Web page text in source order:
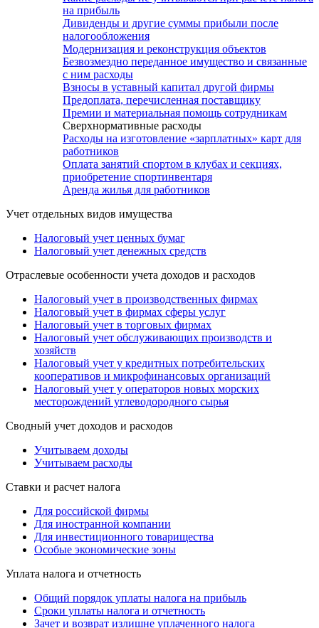
на прибыль
Дивиденды и другие суммы прибыли после
налогообложения
Модернизация и реконструкция объектов
Безвозмездно переданное имущество и связанные
с ним расходы
Взносы в уставный капитал другой фирмы
Предоплата, перечисленная поставщику
Премии и материальная помощь сотрудникам
Сверхнормативные расходы
Расходы на изготовление «зарплатных» карт для
работников
Оплата занятий спортом в клубах и секциях,
приобретение спортинвентаря
Аренда жилья для работников
Учет отдельных видов имущества
Налоговый учет ценных бумаг
Налоговый учет денежных средств
Отраслевые особенности учета доходов и расходов
Налоговый учет в производственных фирмах
Налоговый учет в фирмах сферы услуг
Налоговый учет в торговых фирмах
Налоговый учет обслуживающих производств и
хозяйств
Налоговый учет у кредитных потребительских
кооперативов и микрофинансовых организаций
Налоговый учет у операторов новых морских
месторождений углеводородного сырья
Сводный учет доходов и расходов
Учитываем доходы
Учитываем расходы
Ставки и расчет налога
Для российской фирмы
Для иностранной компании
Для инвестиционного товарищества
Особые экономические зоны
Уплата налога и отчетность
Общий порядок уплаты налога на прибыль
Сроки уплаты налога и отчетность
Зачет и возврат излишне уплаченного налога